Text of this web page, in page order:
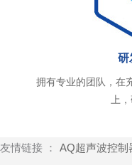
研
拥有专业的团队，在
上
友情链接 ： AQ超声波控制